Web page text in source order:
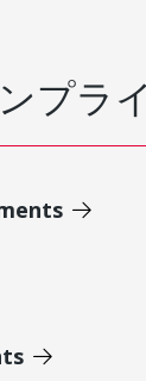
プラ